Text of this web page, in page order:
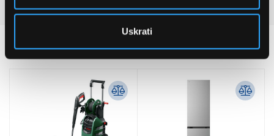
Uskrati
Detaljan opis
Preporučujemo za vas